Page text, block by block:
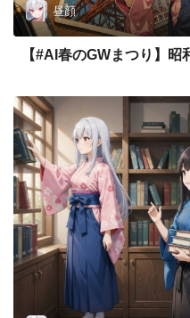
昼顔
【#AI春のGWまつり】昭